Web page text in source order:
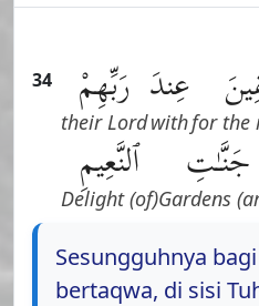
34
for the
عِندَ
with
رَبِّهِمْ
their Lord
جَنَّـٰتِ ٱلنَّعِيمِ
(of) Delight
Sesungguhnya
bertaqwa, di sisi